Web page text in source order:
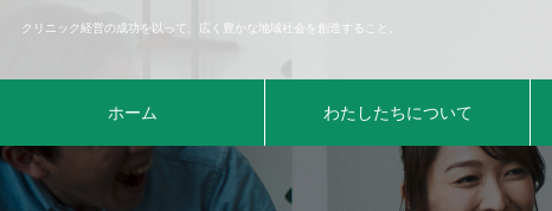
クリニック経営の成功を以って、広く豊かな地域社会を創造すること。
ホーム わたしたちについて